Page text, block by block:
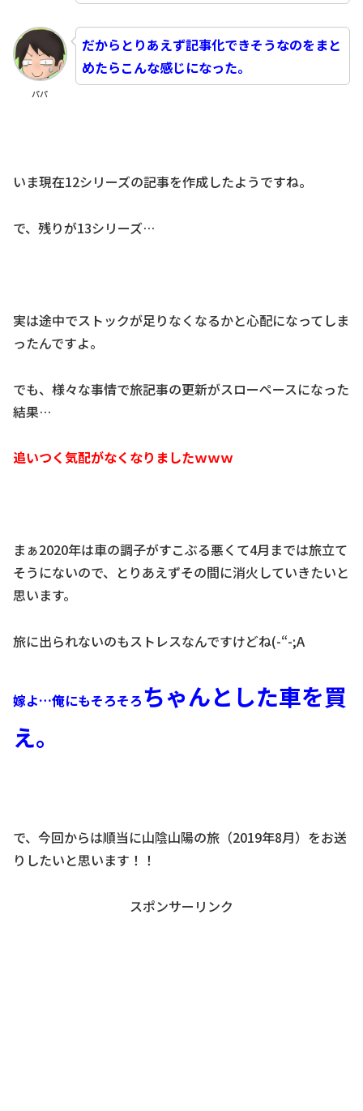
パパ
だからとりあえず記事化できそうなのをまと
めたらこんな感じになった。
いま現在12シリーズの記事を作成したようですね。
で、残りが13シリーズ…
実は途中でストックが足りなくなるかと心配になってしま
ったんですよ。
でも、様々な事情で旅記事の更新がスローペースになった
結果…
追いつく気配がなくなりましたｗｗｗ
まぁ2020年は車の調子がすこぶる悪くて4月までは旅立て
そうにないので、とりあえずその間に消火していきたいと
思います。
旅に出られないのもストレスなんですけどね(-“-;A
嫁よ…俺にもそろそろちゃんとした車を買
え。
で、今回からは順当に山陰山陽の旅（2019年8月）をお送
りしたいと思います！！
スポンサーリンク